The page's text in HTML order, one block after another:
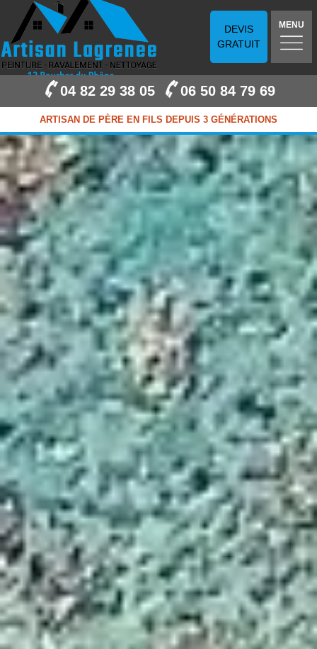
DEVIS
GRATUIT
MENU
04 82 29 38 05 06 50 84 79 69
ARTISAN DE PÈRE EN FILS DEPUIS 3 GÉNÉRATIONS